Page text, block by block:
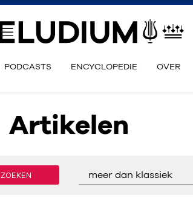
PODCASTS ENCYCLOPEDIE OVER
Artikelen
ZOEKEN meer dan klassiek